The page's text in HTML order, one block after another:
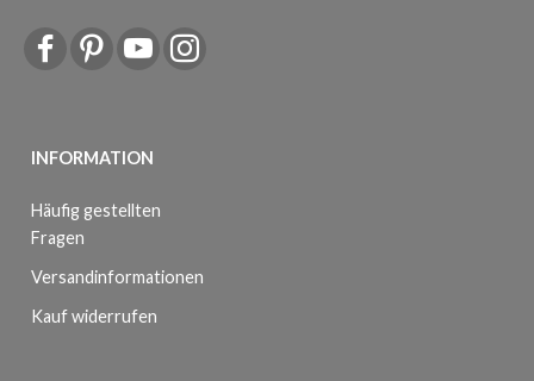
INFORMATION
Häufig gestellten
Fragen
Versandinformationen
Kauf widerrufen